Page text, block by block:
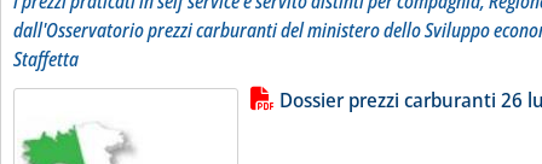
dall'Osservatorio prezzi carburanti del ministero dello Sviluppo
Staffetta
Leggi tutta la notizia: 'Dossier
Lista allegati PDF alla notiziaDossier prezzi carburanti 26